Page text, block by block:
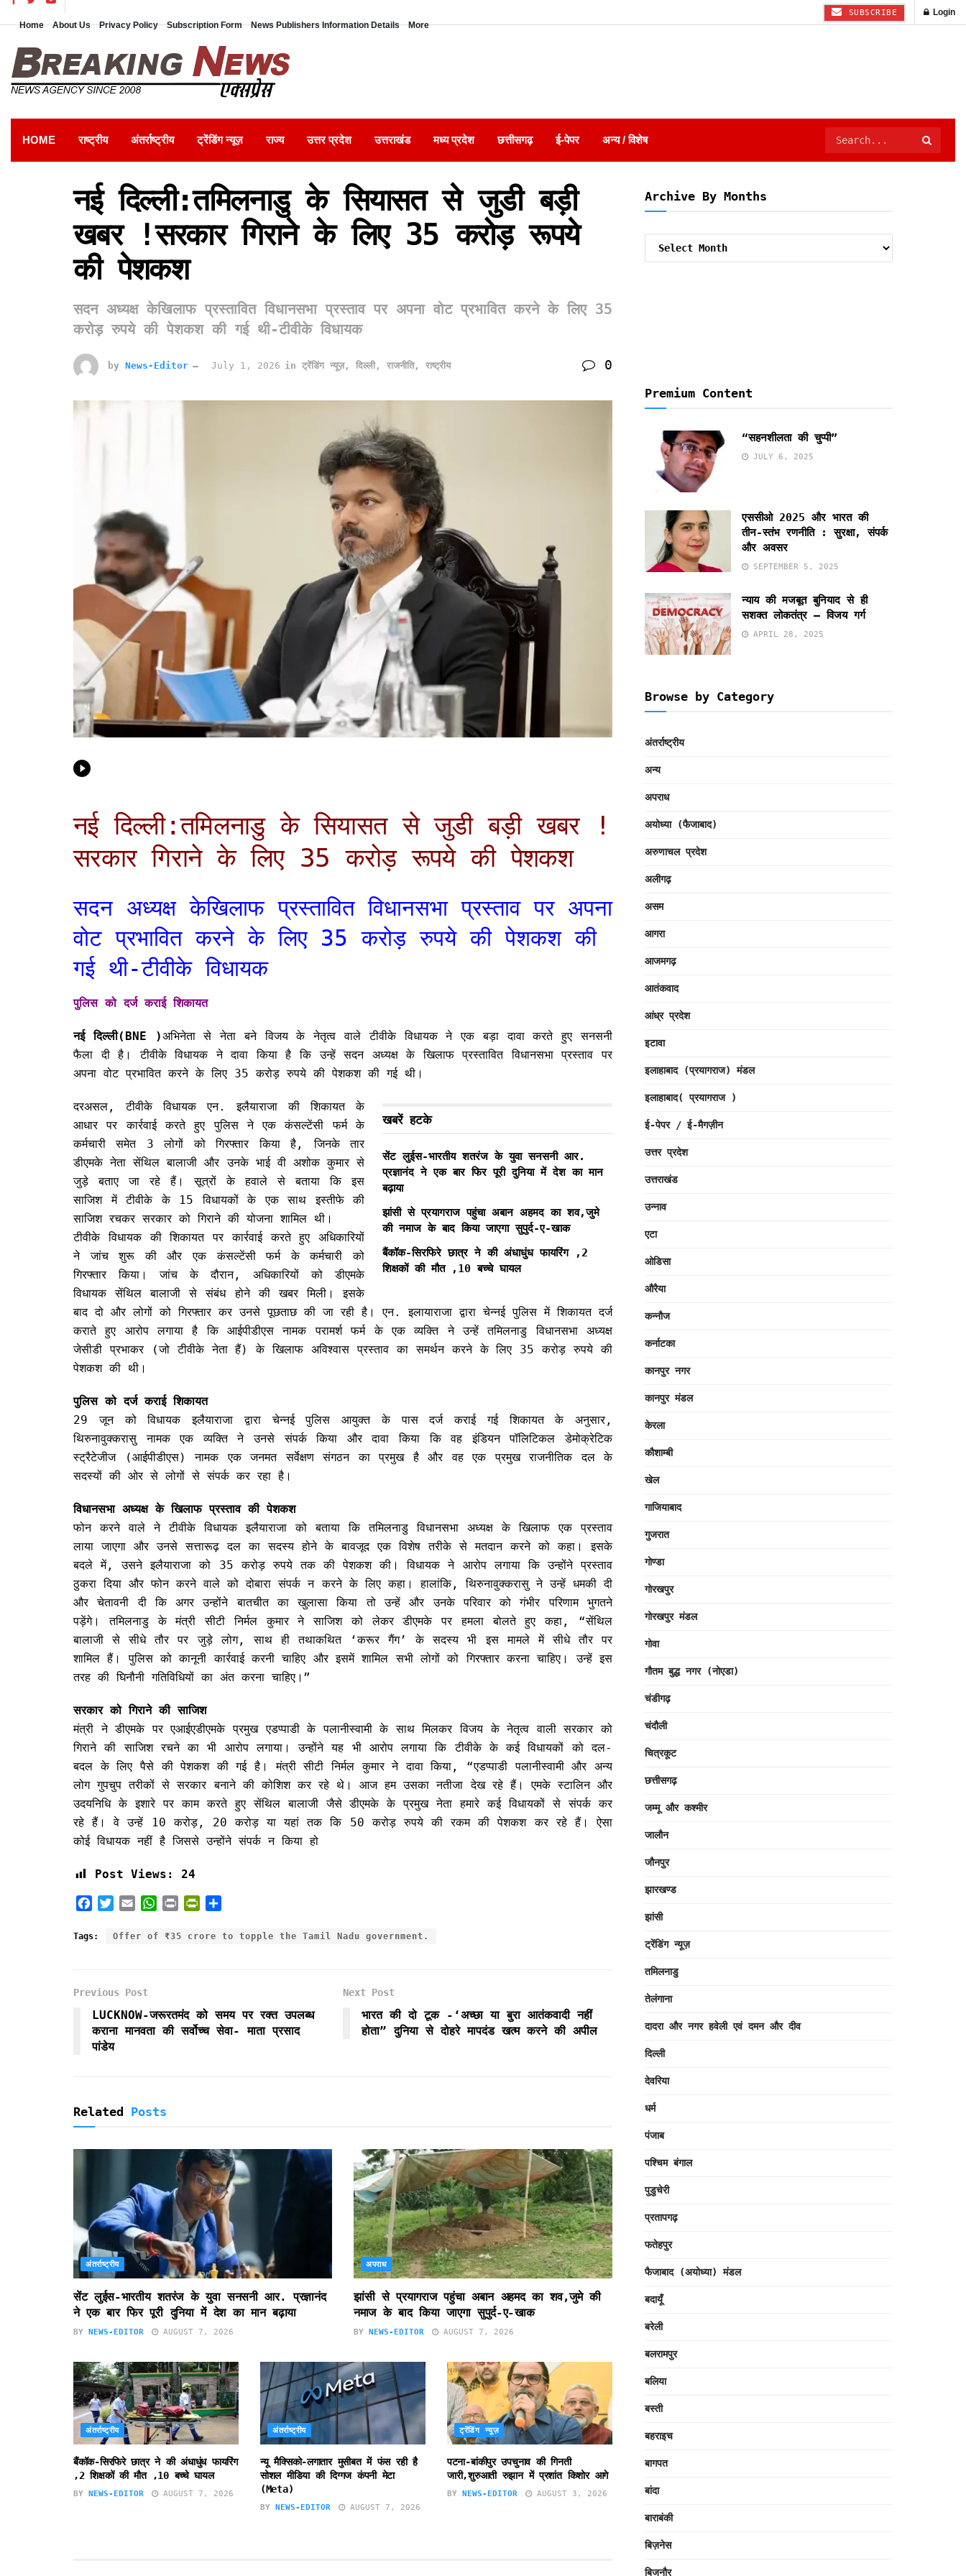
Home About Us Privacy Policy Subscription Form News Publishers Information Details More
SUBSCRIBE Login
HOME राष्ट्रीय अंतर्राष्ट्रीय ट्रेंडिंग न्यूज़ राज्य उत्तर प्रदेश उत्तराखंड मध्य प्रदेश छत्तीसगढ़ ई-पेपर अन्य / विशेष
नई दिल्ली:तमिलनाडु के सियासत से जुडी बड़ी
खबर !सरकार गिराने के लिए 35 करोड़ रूपये
की पेशकश
सदन अध्यक्ष केखिलाफ प्रस्तावित विधानसभा प्रस्ताव पर अपना वोट प्रभावित करने के लिए 35
करोड़ रुपये की पेशकश की गई थी-टीवीके विधायक
by News-Editor July 1, 2026 in ट्रेंडिंग न्यूज़, दिल्ली, राजनीति, राष्ट्रीय 0
नई दिल्ली:तमिलनाडु के सियासत से जुडी बड़ी खबर !
सरकार गिराने के लिए 35 करोड़ रूपये की पेशकश
सदन अध्यक्ष केखिलाफ प्रस्तावित विधानसभा प्रस्ताव पर अपना
वोट प्रभावित करने के लिए 35 करोड़ रुपये की पेशकश की
गई थी-टीवीके विधायक
पुलिस को दर्ज कराई शिकायत
नई दिल्ली(BNE )अभिनेता से नेता बने विजय के नेतृत्व वाले टीवीके विधायक ने एक बड़ा दावा करते हुए सनसनी
फैला दी है। टीवीके विधायक ने दावा किया है कि उन्हें सदन अध्यक्ष के खिलाफ प्रस्तावित विधानसभा प्रस्ताव पर
अपना वोट प्रभावित करने के लिए 35 करोड़ रुपये की पेशकश की गई थी।
खबरें हटके
सेंट लुईस-भारतीय शतरंज के युवा सनसनी आर.
प्रज्ञानंद ने एक बार फिर पूरी दुनिया में देश का मान
बढ़ाया
झांसी से प्रयागराज पहुंचा अबान अहमद का शव,जुमे
की नमाज के बाद किया जाएगा सुपुर्द-ए-खाक
बैंकॉक-सिरफिरे छात्र ने की अंधाधुंध फायरिंग ,2
शिक्षकों की मौत ,10 बच्चे घायल
दरअसल, टीवीके विधायक एन. इलैयाराजा की शिकायत के
आधार पर कार्रवाई करते हुए पुलिस ने एक कंसल्टेंसी फर्म के
कर्मचारी समेत 3 लोगों को गिरफ्तार किया है, जिनके तार
डीएमके नेता सेंथिल बालाजी और उनके भाई वी अशोक कुमार से
जुड़े बताए जा रहे हैं। सूत्रों के हवाले से बताया कि इस
साजिश में टीवीके के 15 विधायकों के एक साथ इस्तीफे की
साजिश रचकर सरकार को गिराने की योजना शामिल थी।
टीवीके विधायक की शिकायत पर कार्रवाई करते हुए अधिकारियों
ने जांच शुरू की और एक कंसल्टेंसी फर्म के कर्मचारी को
गिरफ्तार किया। जांच के दौरान, अधिकारियों को डीएमके
विधायक सेंथिल बालाजी से संबंध होने की खबर मिली। इसके
बाद दो और लोगों को गिरफ्तार कर उनसे पूछताछ की जा रही है। एन. इलायाराजा द्वारा चेन्नई पुलिस में शिकायत दर्ज
कराते हुए आरोप लगाया है कि आईपीडीएस नामक परामर्श फर्म के एक व्यक्ति ने उन्हें तमिलनाडु विधानसभा अध्यक्ष
जेसीडी प्रभाकर (जो टीवीके नेता हैं) के खिलाफ अविश्वास प्रस्ताव का समर्थन करने के लिए 35 करोड़ रुपये की
पेशकश की थी।
पुलिस को दर्ज कराई शिकायत
29 जून को विधायक इलैयाराजा द्वारा चेन्नई पुलिस आयुक्त के पास दर्ज कराई गई शिकायत के अनुसार,
थिरुनावुक्करासु नामक एक व्यक्ति ने उनसे संपर्क किया और दावा किया कि वह इंडियन पॉलिटिकल डेमोक्रेटिक
स्ट्रैटेजीज (आईपीडीएस) नामक एक जनमत सर्वेक्षण संगठन का प्रमुख है और वह एक प्रमुख राजनीतिक दल के
सदस्यों की ओर से लोगों से संपर्क कर रहा है।
विधानसभा अध्यक्ष के खिलाफ प्रस्ताव की पेशकश
फोन करने वाले ने टीवीके विधायक इलैयाराजा को बताया कि तमिलनाडु विधानसभा अध्यक्ष के खिलाफ एक प्रस्ताव
लाया जाएगा और उनसे सत्तारूढ़ दल का सदस्य होने के बावजूद एक विशेष तरीके से मतदान करने को कहा। इसके
बदले में, उसने इलैयाराजा को 35 करोड़ रुपये तक की पेशकश की। विधायक ने आरोप लगाया कि उन्होंने प्रस्ताव
ठुकरा दिया और फोन करने वाले को दोबारा संपर्क न करने के लिए कहा। हालांकि, थिरुनावुक्करासु ने उन्हें धमकी दी
और चेतावनी दी कि अगर उन्होंने बातचीत का खुलासा किया तो उन्हें और उनके परिवार को गंभीर परिणाम भुगतने
पड़ेंगे। तमिलनाडु के मंत्री सीटी निर्मल कुमार ने साजिश को लेकर डीएमके पर हमला बोलते हुए कहा, “सेंथिल
बालाजी से सीधे तौर पर जुड़े लोग, साथ ही तथाकथित ‘करूर गैंग’ के सदस्य भी इस मामले में सीधे तौर पर
शामिल हैं। पुलिस को कानूनी कार्रवाई करनी चाहिए और इसमें शामिल सभी लोगों को गिरफ्तार करना चाहिए। उन्हें इस
तरह की घिनौनी गतिविधियों का अंत करना चाहिए।”
सरकार को गिराने की साजिश
मंत्री ने डीएमके पर एआईएडीएमके प्रमुख एडप्पाडी के पलानीस्वामी के साथ मिलकर विजय के नेतृत्व वाली सरकार को
गिराने की साजिश रचने का भी आरोप लगाया। उन्होंने यह भी आरोप लगाया कि टीवीके के कई विधायकों को दल-
बदल के लिए पैसे की पेशकश की गई है। मंत्री सीटी निर्मल कुमार ने दावा किया, “एडप्पाडी पलानीस्वामी और अन्य
लोग गुपचुप तरीकों से सरकार बनाने की कोशिश कर रहे थे। आज हम उसका नतीजा देख रहे हैं। एमके स्टालिन और
उदयनिधि के इशारे पर काम करते हुए सेंथिल बालाजी जैसे डीएमके के प्रमुख नेता हमारे कई विधायकों से संपर्क कर
रहे हैं। वे उन्हें 10 करोड़, 20 करोड़ या यहां तक कि 50 करोड़ रुपये की रकम की पेशकश कर रहे हैं। ऐसा
कोई विधायक नहीं है जिससे उन्होंने संपर्क न किया हो
Post Views: 24
c
o
k
i
r
a
a
p
i
i
i
e
a
Tags: Offer of ₹35 crore to topple the Tamil Nadu government.
Previous Post
LUCKNOW-जरूरतमंद को समय पर रक्त उपलब्ध
कराना मानवता की सर्वोच्च सेवा- माता प्रसाद
पांडेय
Next Post
भारत की दो टूक -‘अच्छा या बुरा आतंकवादी नहीं
होता” दुनिया से दोहरे मापदंड खत्म करने की अपील
Related Posts
अंतर्राष्ट्रीय
सेंट लुईस-भारतीय शतरंज के युवा सनसनी आर. प्रज्ञानंद
ने एक बार फिर पूरी दुनिया में देश का मान बढ़ाया
BY NEWS-EDITOR AUGUST 7, 2026
अपराध
झांसी से प्रयागराज पहुंचा अबान अहमद का शव,जुमे की
नमाज के बाद किया जाएगा सुपुर्द-ए-खाक
BY NEWS-EDITOR AUGUST 7, 2026
अंतर्राष्ट्रीय
बैंकॉक-सिरफिरे छात्र ने की अंधाधुंध फायरिंग
,2 शिक्षकों की मौत ,10 बच्चे घायल
BY NEWS-EDITOR AUGUST 7, 2026
अंतर्राष्ट्रीय
न्यू मैक्सिको-लगातार मुसीबत में फंस रही है
सोशल मीडिया की दिग्गज कंपनी मेटा
(Meta)
BY NEWS-EDITOR AUGUST 7, 2026
ट्रेंडिंग न्यूज़
पटना-बांकीपुर उपचुनाव की गिनती
जारी,शुरुआती रुझान में प्रशांत किशोर आगे
BY NEWS-EDITOR AUGUST 3, 2026
Archive By Months
Premium Content
“सहनशीलता की चुप्पी”
JULY 6, 2025
एससीओ 2025 और भारत की
तीन-स्तंभ रणनीति : सुरक्षा, संपर्क
और अवसर
SEPTEMBER 5, 2025
न्याय की मजबूत बुनियाद से ही
सशक्त लोकतंत्र – विजय गर्ग
APRIL 28, 2025
Browse by Category
अंतर्राष्ट्रीय
अन्य
अपराध
अयोध्या (फैजाबाद)
अरुणाचल प्रदेश
अलीगढ़
असम
आगरा
आजमगढ़
आतंकवाद
आंध्र प्रदेश
इटावा
इलाहाबाद (प्रयागराज) मंडल
इलाहाबाद( प्रयागराज )
ई-पेपर / ई-मैगज़ीन
उत्तर प्रदेश
उत्तराखंड
उन्नाव
एटा
ओडिसा
औरैया
कन्नौज
कर्नाटका
कानपुर नगर
कानपुर मंडल
केरला
कौशाम्बी
खेल
गाजियाबाद
गुजरात
गोण्डा
गोरखपुर
गोरखपुर मंडल
गोवा
गौतम बुद्ध नगर (नोएडा)
चंडीगढ़
चंदौली
चित्रकूट
छत्तीसगढ़
जम्मू और कश्मीर
जालौन
जौनपुर
झारखण्ड
झांसी
ट्रेंडिंग न्यूज़
तमिलनाडु
तेलंगाना
दादरा और नगर हवेली एवं दमन और दीव
दिल्ली
देवरिया
धर्म
पंजाब
पश्चिम बंगाल
पुडुचेरी
प्रतापगढ़
फतेहपुर
फैजाबाद (अयोध्या) मंडल
बदायूँ
बरेली
बलरामपुर
बलिया
बस्ती
बहराइच
बागपत
बांदा
बाराबंकी
बिज़नेस
बिजनौर